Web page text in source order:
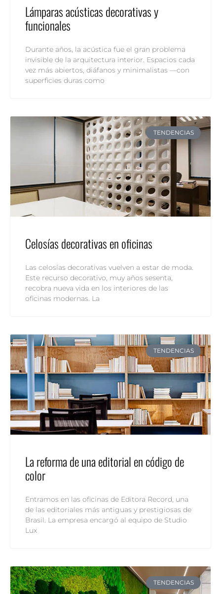
Lámparas acústicas decorativas y
funcionales
Durante años, la acústica fue el gran problema
invisible de la arquitectura interior. Espacios cada
vez más abiertos, diáfanos y minimalistas —con
superficies duras como
TENDENCIAS
Celosías decorativas en oficinas
Las celosías decorativas vuelven a estar de moda.
Este recurso decorativo, muy años sesenta,
recobra nueva vida en los interiores de las
oficinas modernas. La
TENDENCIAS
La reforma de una editorial en código de
color
Entramos en las oficinas de Editora Record, una
de las editoriales más antiguas y prestigiosas de
Brasil. La empresa encargó al equipo de Studio
Lux
TENDENCIAS